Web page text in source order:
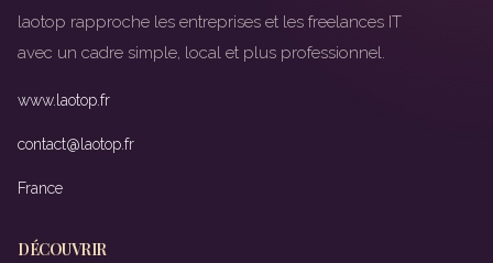
laotop rapproche les entreprises et les freelances IT
avec un cadre simple, local et plus professionnel.
www.laotop.fr
contact@laotop.fr
France
DÉCOUVRIR